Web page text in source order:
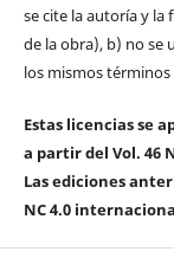
se cite la autoría y la
de la obra), b) no se
los mismos términos
Estas licencias se
a partir del Vol. 46
Las ediciones
NC 4.0